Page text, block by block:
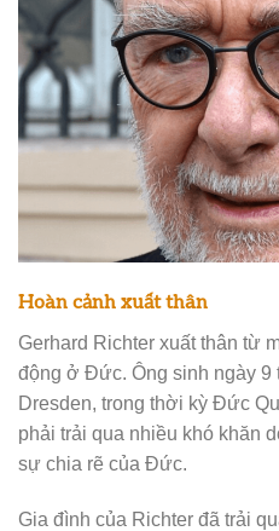
Hoàn cảnh xuất thân
Gerhard Richter xuất thân từ
động ở Đức. Ông sinh ngày 9
Dresden, trong thời kỳ Đức
phải trải qua nhiều khó khăn
sự chia rẽ của Đức.
Gia đình của Richter đã trải